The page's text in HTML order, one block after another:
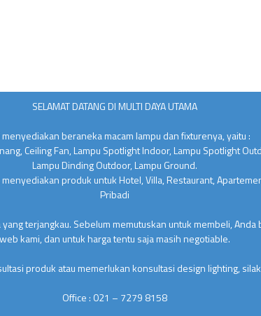
SELAMAT DATANG DI MULTI DAYA UTAMA
menyediakan beraneka macam lampu dan fixturenya, yaitu :
Ceiling Fan, Lampu Spotlight Indoor, Lampu Spotlight
Lampu Dinding Outdoor, Lampu Ground.
produk untuk Hotel, Villa, Restaurant,
Pribadi
terjangkau. Sebelum memutuskan untuk membeli,
web kami, dan untuk harga tentu saja masih negotiable.
produk atau memerlukan konsultasi design lighting,
Office : 021 – 7279 8158